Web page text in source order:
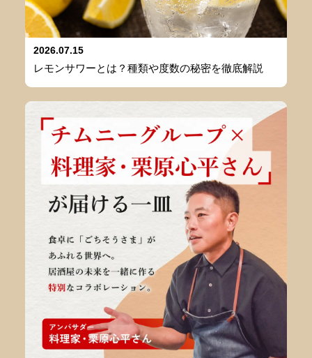
2026.07.15
レモンサワーとは？種類や度数の秘密を徹底解説